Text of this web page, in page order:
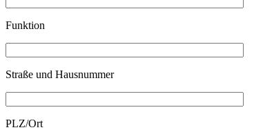
Funktion
Straße und Hausnummer
PLZ/Ort